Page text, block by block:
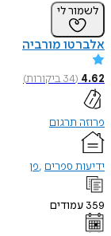
לשמור לי
אלברטו מורביה
4.62
(
34ביקורות)
פרוזה תרגום
ידיעות ספרים פן
359 עמודים